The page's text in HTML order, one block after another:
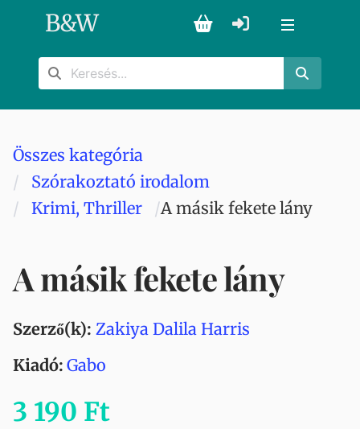
B&W
Összes kategória
Szórakoztató irodalom
Krimi, Thriller
A másik fekete lány
A másik fekete lány
Szerző(k): Zakiya Dalila Harris
Kiadó: Gabo
3 190 Ft